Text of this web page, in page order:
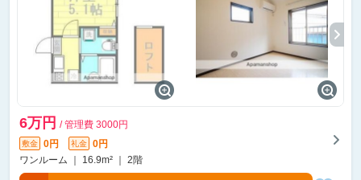
6万円 / 管理費 3000円
敷金 0円 礼金
0円
ワンルーム ｜ 16.9m² ｜ 2階